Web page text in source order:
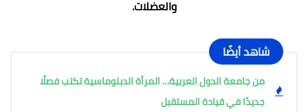
والعضلات.
شاهد أيضًا
من جامعة الدول العربية… المرأة الدبلوماسية تكتب فصلًا
جديدًا في قيادة المستقبل